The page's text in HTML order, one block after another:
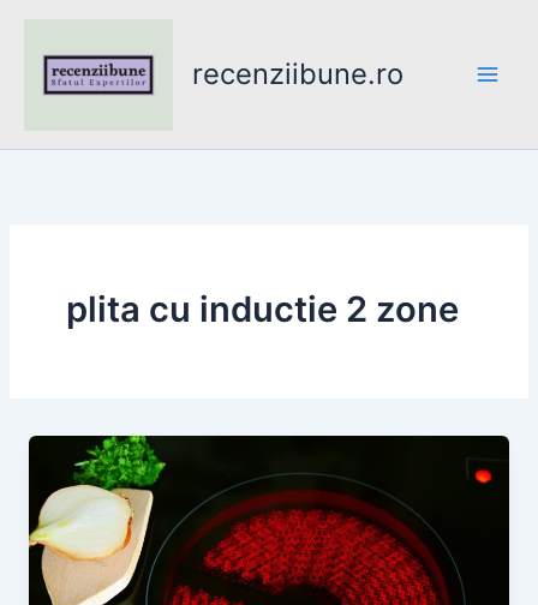
content
recenziibune.ro
plita cu inductie 2 zone